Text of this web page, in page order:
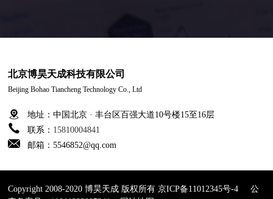
北京博昊天成科技有限公司
Beijing Bohao Tiancheng Technology Co., Ltd
地址：中国北京 · 丰台区百强大道10号楼15至16层
联系： 15810004841
邮箱：5546852@qq.com
Copyright 2008-2020 博昊天成 版权所有京ICP备11012345号-4
公